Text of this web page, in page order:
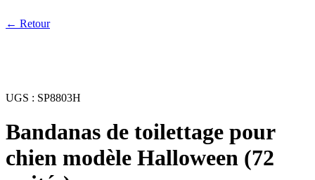
← Retour
UGS : SP8803H
Bandanas de toilettage pour
chien modèle Halloween (72